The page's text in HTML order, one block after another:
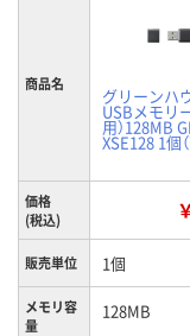
商品名
グリーンハ
USBメモリ
用）128MB
XSE128 1個
価格
(税込)
販売単位 1個
メモリ容
量
128MB